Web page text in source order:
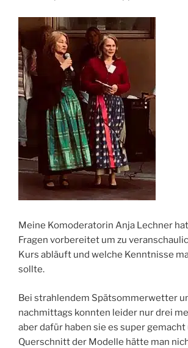
Meine Komoderatorin Anja Lechner
Fragen vorbereitet um zu
Kurs abläuft und welche Kenntnisse
sollte.
Bei strahlendem Spätsommerwetter
nachmittags konnten leider nur drei
aber dafür haben sie es super gemacht
Querschnitt der Modelle hätte man